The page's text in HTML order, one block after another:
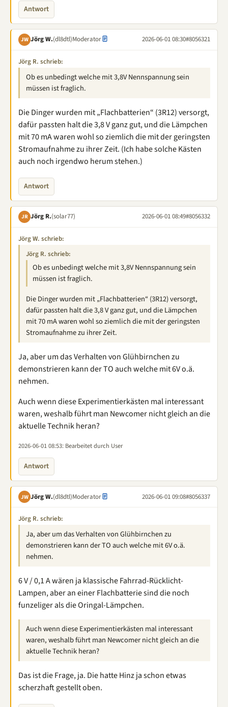
Antwort
JW Jörg W.(dl8dtl)Moderator 2026-06-01 08:30#8056321
Jörg R. schrieb:
Ob es unbedingt welche mit 3,8V Nennspannung sein
müssen ist fraglich.
Die Dinger wurden mit „Flachbatterien“ (3R12) versorgt,
dafür passten halt die 3,8 V ganz gut, und die Lämpchen
mit 70 mA waren wohl so ziemlich die mit der geringsten
Stromaufnahme zu ihrer Zeit. (Ich habe solche Kästen
auch noch irgendwo herum stehen.)
Antwort
JR Jörg R.(solar77) 2026-06-01 08:49#8056332
Jörg W. schrieb:
Jörg R. schrieb:
Ob es unbedingt welche mit 3,8V Nennspannung sein
müssen ist fraglich.
Die Dinger wurden mit „Flachbatterien“ (3R12) versorgt,
dafür passten halt die 3,8 V ganz gut, und die Lämpchen
mit 70 mA waren wohl so ziemlich die mit der geringsten
Stromaufnahme zu ihrer Zeit.
Ja, aber um das Verhalten von Glühbirnchen zu
demonstrieren kann der TO auch welche mit 6V o.ä.
nehmen.
Auch wenn diese Experimentierkästen mal interessant
waren, weshalb führt man Newcomer nicht gleich an die
aktuelle Technik heran?
2026-06-01 08:53: Bearbeitet durch User
Antwort
JW Jörg W.(dl8dtl)Moderator 2026-06-01 09:08#8056337
Jörg R. schrieb:
Ja, aber um das Verhalten von Glühbirnchen zu
demonstrieren kann der TO auch welche mit 6V o.ä.
nehmen.
6 V / 0,1 A wären ja klassische Fahrrad-Rücklicht-
Lampen, aber an einer Flachbatterie sind die noch
funzeliger als die Oringal-Lämpchen.
Auch wenn diese Experimentierkästen mal interessant
waren, weshalb führt man Newcomer nicht gleich an die
aktuelle Technik heran?
Das ist die Frage, ja. Die hatte Hinz ja schon etwas
scherzhaft gestellt oben.